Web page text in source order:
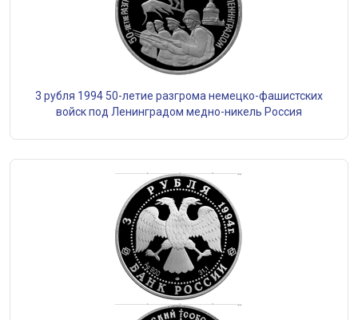
3 рубля 1994 50-летие разгрома немецко-фашистских
войск под Ленинградом медно-никель Россия